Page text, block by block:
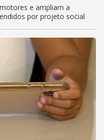
e ampliam a
por projeto social